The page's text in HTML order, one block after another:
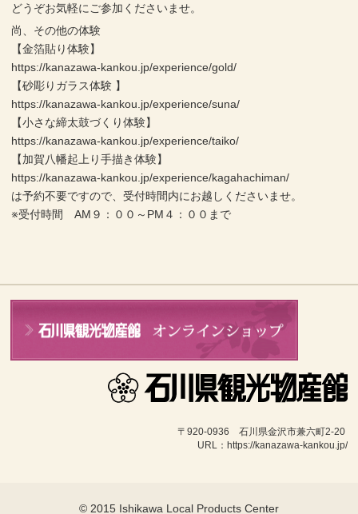
どうぞお気軽にご参加くださいませ。
尚、その他の体験
【金箔貼り体験】
https://kanazawa-kankou.jp/experience/gold/
【砂彫りガラス体験 】
https://kanazawa-kankou.jp/experience/suna/
【小さな締太鼓づくり体験】
https://kanazawa-kankou.jp/experience/taiko/
【加賀八幡起上り手描き体験】
https://kanazawa-kankou.jp/experience/kagahachiman/
は予約不要ですので、受付時間内にお越しくださいませ。
※受付時間 AM９：００～PM４：００まで
〒920-0936　石川県金沢市兼六町2-20
URL：https://kanazawa-kankou.jp/
© 2015 Ishikawa Local Products Center